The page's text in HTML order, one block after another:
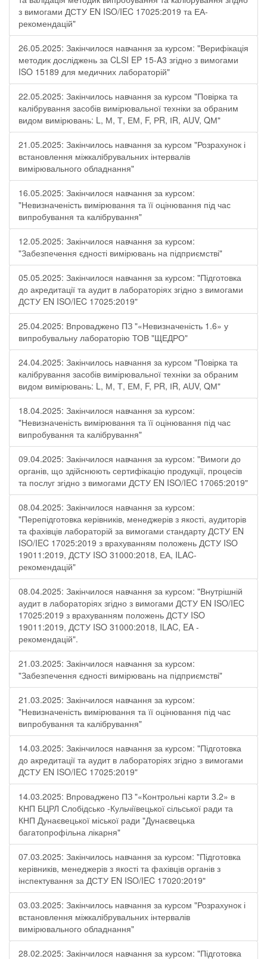
з вимогами ДСТУ EN ISO/IEC 17025:2019 та ЕА-
рекомендацій"
26.05.2025: Закінчилося навчання за курсом: "Верифікація
методик досліджень за CLSI EP 15-A3 згідно з вимогами
ISO 15189 для медичних лабораторій"
22.05.2025: Закінчилось навчання за курсом "Повірка та
калібрування засобів вимірювальної техніки за обраним
видом вимірювань: L, М, Т, ЕМ, F, РR, ІR, АUV, QМ"
21.05.2025: Закінчилось навчання за курсом "Розрахунок і
встановлення міжкалібрувальних інтервалів
вимірювального обладнання"
16.05.2025: Закінчилося навчання за курсом:
"Невизначеність вимірювання та її оцінювання під час
випробування та калібрування"
12.05.2025: Закінчилося навчання за курсом:
"Забезпечення єдності вимірювань на підприємстві"
05.05.2025: Закінчилося навчання за курсом: "Підготовка
до акредитації та аудит в лабораторіях згідно з вимогами
ДСТУ EN ISO/IEC 17025:2019"
25.04.2025: Впроваджено ПЗ "«Невизначеність 1.6» у
випробувальну лабораторію ТОВ "ЩЕДРО"
24.04.2025: Закінчилось навчання за курсом "Повірка та
калібрування засобів вимірювальної техніки за обраним
видом вимірювань: L, М, Т, ЕМ, F, РR, ІR, АUV, QМ"
18.04.2025: Закінчилося навчання за курсом:
"Невизначеність вимірювання та її оцінювання під час
випробування та калібрування"
09.04.2025: Закінчилося навчання за курсом: "Вимоги до
органів, що здійснюють сертифікацію продукції, процесів
та послуг згідно з вимогами ДСТУ EN ISO/IEC 17065:2019"
08.04.2025: Закінчилося навчання за курсом:
"Перепідготовка керівників, менеджерів з якості, аудиторів
та фахівців лабораторій за вимогами стандарту ДСТУ EN
ISO/IEC 17025:2019 з врахуванням положень ДСТУ ISO
19011:2019, ДСТУ ISO 31000:2018, ЕА, ILAC-
рекомендацій"
08.04.2025: Закінчилося навчання за курсом: "Внутрішній
аудит в лабораторіях згідно з вимогами ДСТУ EN ISO/IEC
17025:2019 з врахуванням положень ДСТУ ISO
19011:2019, ДСТУ ISO 31000:2018, ILAC, EA -
рекомендацій".
21.03.2025: Закінчилося навчання за курсом:
"Забезпечення єдності вимірювань на підприємстві"
21.03.2025: Закінчилося навчання за курсом:
"Невизначеність вимірювання та її оцінювання під час
випробування та калібрування"
14.03.2025: Закінчилося навчання за курсом: "Підготовка
до акредитації та аудит в лабораторіях згідно з вимогами
ДСТУ EN ISO/IEC 17025:2019"
14.03.2025: Впроваджено ПЗ "«Контрольні карти 3.2» в
КНП БЦРЛ Слобідсько -Кульчіївецької сільської ради та
КНП Дунаєвецької міської ради "Дунаєвецька
багатопрофільна лікарня"
07.03.2025: Закінчилось навчання за курсом: "Підготовка
керівників, менеджерів з якості та фахівців органів з
інспектування за ДСТУ EN ISO/IEC 17020:2019"
03.03.2025: Закінчилось навчання за курсом "Розрахунок і
встановлення міжкалібрувальних інтервалів
вимірювального обладнання"
28.02.2025: Закінчилося навчання за курсом: "Підготовка